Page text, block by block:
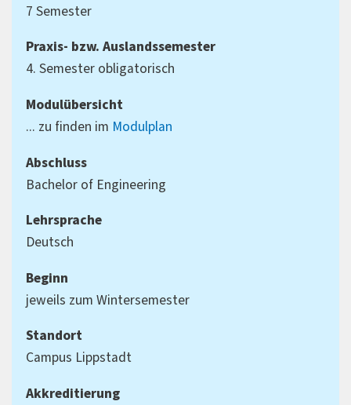
7 Semester
Praxis- bzw. Auslandssemester
4. Semester obligatorisch
Modulübersicht
... zu finden im Modulplan
Abschluss
Bachelor of Engineering
Lehrsprache
Deutsch
Beginn
jeweils zum Wintersemester
Standort
Campus Lippstadt
Akkreditierung